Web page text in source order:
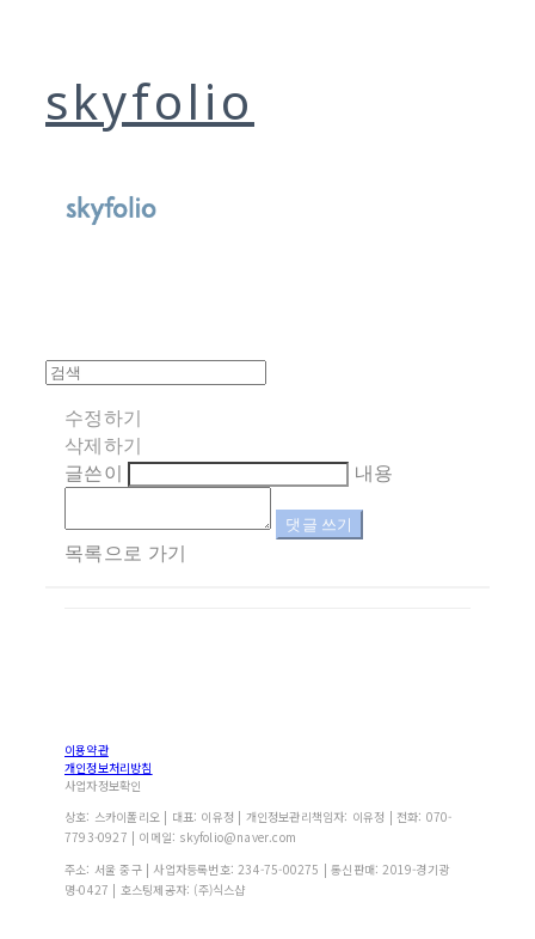
skyfolio
수정하기
삭제하기
글쓴이
내용
댓글 쓰기
목록으로 가기
이용약관
개인정보처리방침
사업자정보확인
상호: 스카이폴리오 | 대표: 이유정 | 개인정보관리책임자: 이유정 | 전화: 070-
7793-0927 | 이메일: skyfolio@naver.com
주소: 서울 중구 | 사업자등록번호: 234-75-00275 | 통신판매: 2019-경기광
명-0427 | 호스팅제공자: (주)식스샵